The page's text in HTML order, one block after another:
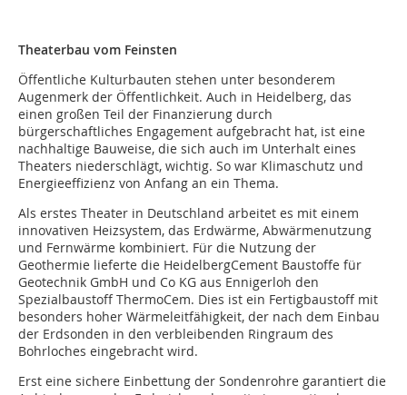
Theaterbau vom Feinsten
Öffentliche Kulturbauten stehen unter besonderem
Augenmerk der Öffentlichkeit. Auch in Heidelberg, das
einen großen Teil der Finanzierung durch
bürgerschaftliches Engagement aufgebracht hat, ist eine
nachhaltige Bauweise, die sich auch im Unterhalt eines
Theaters niederschlägt, wichtig. So war Klimaschutz und
Energieeffizienz von Anfang an ein Thema.
Als erstes Theater in Deutschland arbeitet es mit einem
innovativen Heizsystem, das Erdwärme, Abwärmenutzung
und Fernwärme kombiniert. Für die Nutzung der
Geothermie lieferte die HeidelbergCement Baustoffe für
Geotechnik GmbH und Co KG aus Ennigerloh den
Spezialbaustoff ThermoCem. Dies ist ein Fertigbaustoff mit
besonders hoher Wärmeleitfähigkeit, der nach dem Einbau
der Erdsonden in den verbleibenden Ringraum des
Bohrloches eingebracht wird.
Erst eine sichere Einbettung der Sondenrohre garantiert die